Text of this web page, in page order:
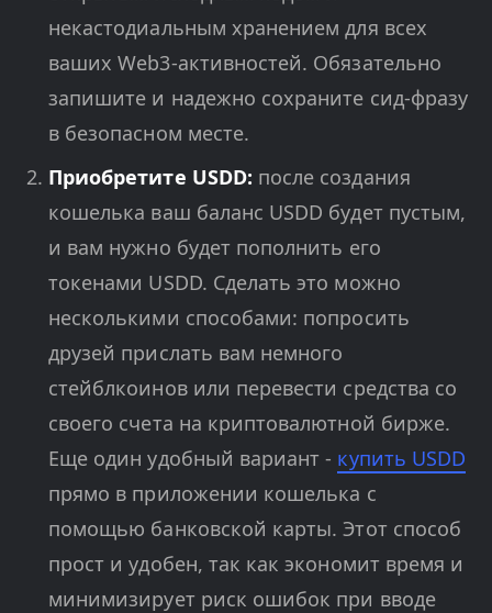
некастодиальным хранением для всех
ваших Web3-активностей. Обязательно
запишите и надежно сохраните сид-фразу
в безопасном месте.
Приобретите USDD: после создания
кошелька ваш баланс USDD будет пустым,
и вам нужно будет пополнить его
токенами USDD. Сделать это можно
несколькими способами: попросить
друзей прислать вам немного
стейблкоинов или перевести средства со
своего счета на криптовалютной бирже.
Еще один удобный вариант - купить USDD
прямо в приложении кошелька с
помощью банковской карты. Этот способ
прост и удобен, так как экономит время и
минимизирует риск ошибок при вводе